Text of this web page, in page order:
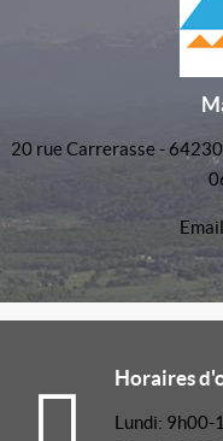
20 rue Carrerasse -
Horaires
Lundi: